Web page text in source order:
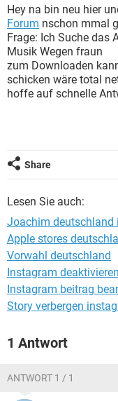
FACEBOOK
WHATSAPP
FACEBOOK
ANDROID
WINDOWS 10
WHATSAPP
FACEBOOK
Hey na bin neu hier
Forum nschon mmal
Frage: Ich Suche das
Musik Wegen fraun
zum Downloaden
schicken wäre total
hoffe auf schnelle
Share
Lesen Sie auch:
Joachim deutschland
Apple stores
Vorwahl deutschland
Instagram deaktivieren
Instagram beitrag
Story verbergen
1 Antwort
ANTWORT 1 / 1